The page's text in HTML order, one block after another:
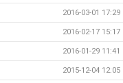
2016-03-01 17:29
2016-02-17 15:17
2016-01-29 11:41
2015-12-04 12:05